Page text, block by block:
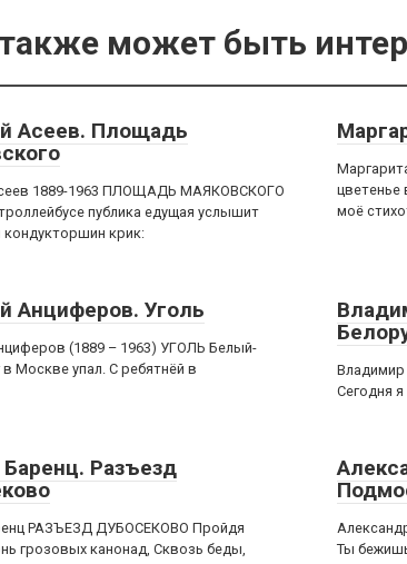
может быть
Асеев. Площадь
1889-1963 ПЛОЩАДЬ МАЯКОВСКОГО
публика едущая услышит
крик:
цветенье
моё
Анциферов. Уголь
(1889 – 1963) УГОЛЬ Белый-
в Москве упал. С ребятнёй в
Владимир
Сегодня я
Разъезд
РАЗЪЕЗД ДУБОСЕКОВО Пройдя
грозовых канонад, Сквозь беды,
Ты